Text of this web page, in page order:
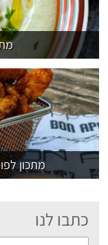
מתכון
כתבו לנו